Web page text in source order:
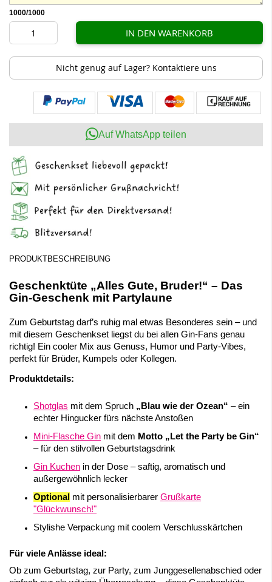
1000/1000
IN DEN WARENKORB
Nicht genug auf Lager? Kontaktiere uns
Auf WhatsApp teilen
PRODUKTBESCHREIBUNG
Geschenktüte „Alles Gute, Bruder!“ – Das
Gin-Geschenk mit Partylaune
Zum Geburtstag darf’s ruhig mal etwas Besonderes sein – und
mit diesem Geschenkset liegst du bei allen Gin-Fans genau
richtig! Ein cooler Mix aus Genuss, Humor und Party-Vibes,
perfekt für Brüder, Kumpels oder Kollegen.
Produktdetails:
Shotglas mit dem Spruch „Blau wie der Ozean“ – ein
echter Hingucker fürs nächste Anstoßen
Mini-Flasche Gin mit dem Motto „Let the Party be Gin“
– für den stilvollen Geburtstagsdrink
Gin Kuchen in der Dose – saftig, aromatisch und
außergewöhnlich lecker
Optional mit personalisierbarer Grußkarte
"Glückwunsch!"
Stylishe Verpackung mit coolem Verschlusskärtchen
Für viele Anlässe ideal:
Ob zum Geburtstag, zur Party, zum Junggesellenabschied oder